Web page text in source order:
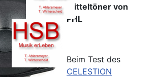
Mitteltöner von
PHL
Beim Test des
CELESTION